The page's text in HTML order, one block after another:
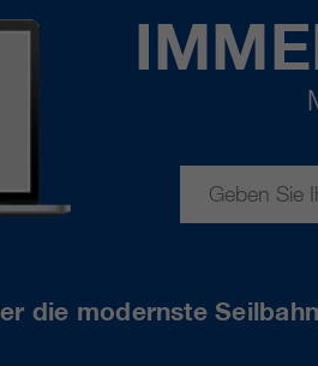
die modernste